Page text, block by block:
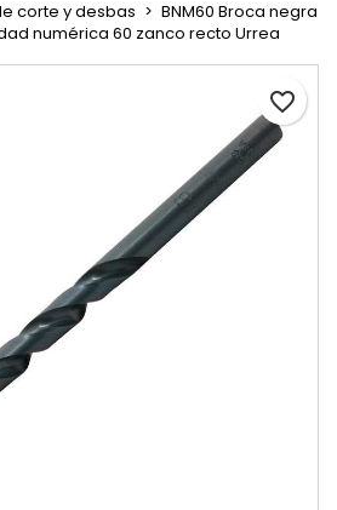
corte y desbas
BNM60 Broca negra
numérica 60 zanco recto Urrea
favorite_border